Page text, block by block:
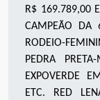
R$ 169.789,00
CAMPEÃO DA
RODEIO-
PEDRA
EXPOVERDE
ETC. RED